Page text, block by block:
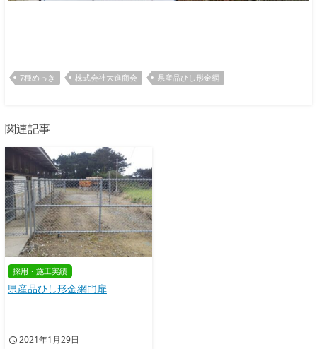
7種めっき 株式会社大進商会 県産品ひし形金網
関連記事
採用・施工実績
県産品ひし形金網門扉
2021年1月29日